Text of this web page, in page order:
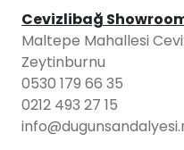
Cevizlibağ
Maltepe Mahallesi
Zeytinburnu
0530 179 66 35
0212 493 27 15